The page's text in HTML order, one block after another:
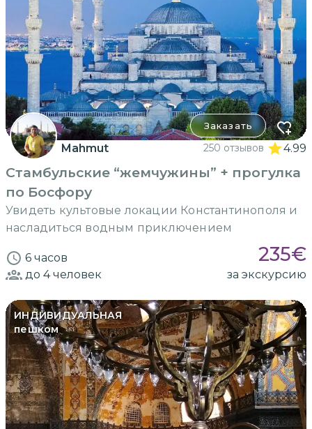
Заказать
Mahmut 250 отзывов 4.99
Стамбульские “жемчужины” + прогулка
по Босфору
Увидеть культовые локации Константинополя и
насладиться водным приключением
6 часов 235€
до 4человек за экскурсию
ИНДИВИДУАЛЬНАЯ
пешком